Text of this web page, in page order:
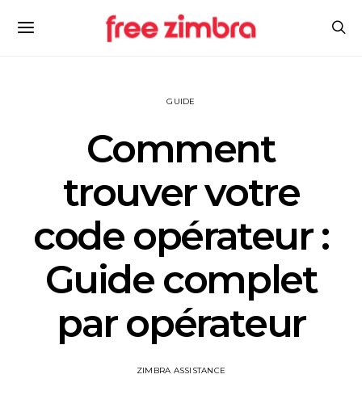
GUIDE
Comment
trouver votre
code opérateur :
Guide complet
par opérateur
ZIMBRA ASSISTANCE